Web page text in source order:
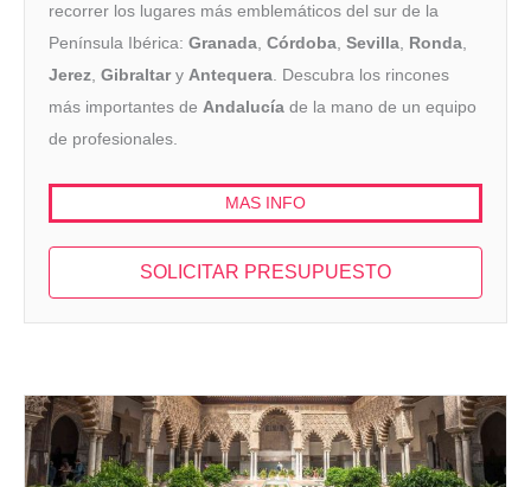
recorrer los lugares más emblemáticos del sur de la
Península Ibérica: Granada Córdoba Sevilla Ronda
Jerez Gibraltary Antequera . Descubra los rincones
más importantes de Andalucía de la mano de un equipo
de profesionales.
MAS INFO
SOLICITAR PRESUPUESTO